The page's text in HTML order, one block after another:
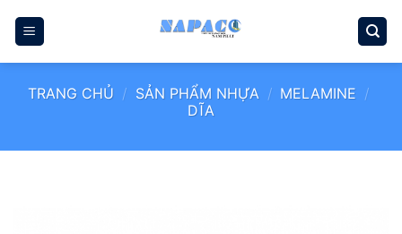
qua
TRANG CHỦ / SẢN PHẨM NHỰA / MELAMINE /
DĨA